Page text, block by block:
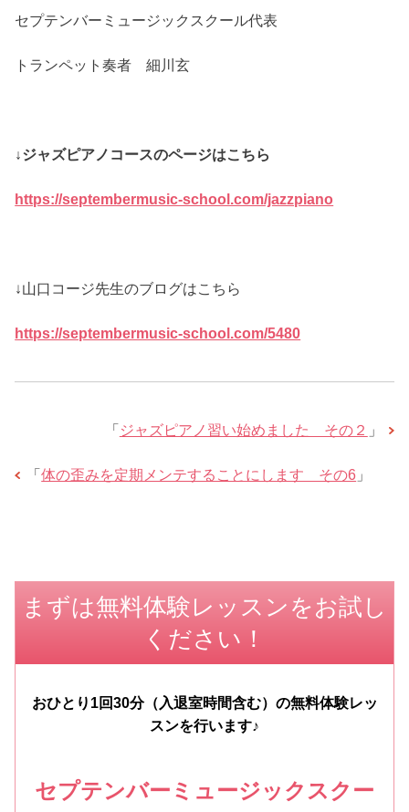
セプテンバーミュージックスクール代表
トランペット奏者 細川玄
↓ジャズピアノコースのページはこちら
https://septembermusic-school.com/jazzpiano
↓山口コージ先生のブログはこちら
https://septembermusic-school.com/5480
「 ジャズピアノ習い始めました その２ 」
「体の歪みを定期メンテすることにします その6 」
まずは無料体験レッスンをお試し
ください！
おひとり1回30分（入退室時間含む）の無料体験レッ
スンを行います♪
セプテンバーミュージックスクー